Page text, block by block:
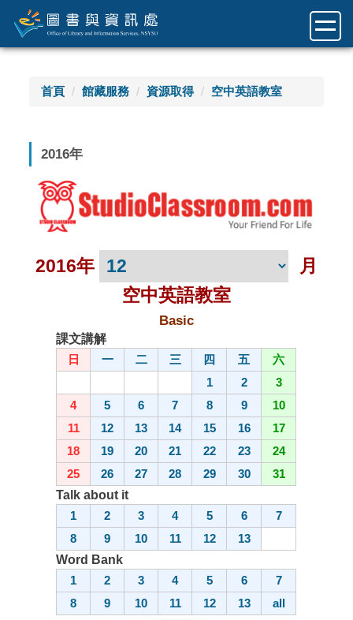
到
主
首頁 館藏服務 資源取得 空中英語教室
2016年
2016年
月
空中英語教室
Basic
課文講解
日
一 二 三 四 五
六
1
2
3
4
5 6 7 8 9
10
11
12 13 14 15 16
17
18
19 20 21 22 23
24
25
26 27 28 29 30
31
Talk about it
1
2 3 4 5 6
7
8
9 10 11 12
13
Word Bank
1
2 3 4 5 6
7
8
9 10 11 12 13 all